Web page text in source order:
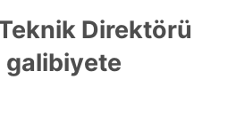
Direktörü
galibiyete